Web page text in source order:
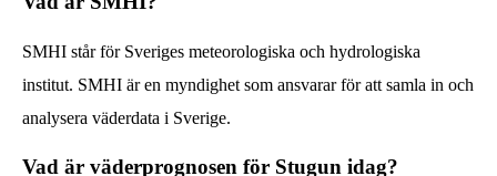
SMHI står för Sveriges meteorologiska och hydrologiska
institut. SMHI är en myndighet som ansvarar för att samla in och
analysera väderdata i Sverige.
Vad är väderprognosen för Stugun idag?